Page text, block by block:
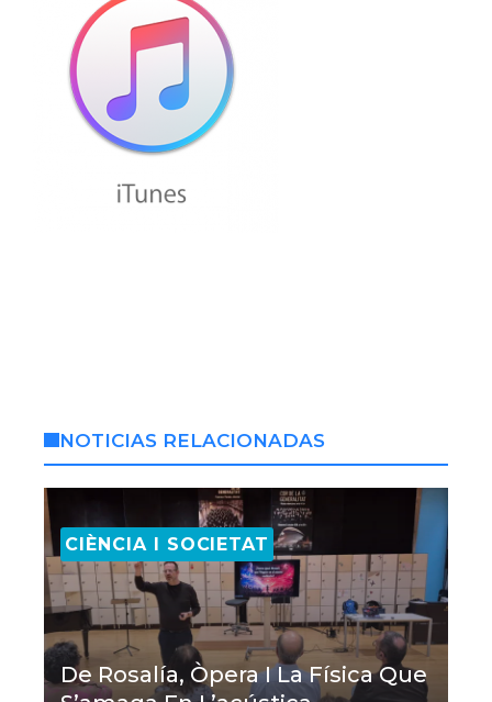
NOTICIAS RELACIONADAS
CIÈNCIA I SOCIETAT
De Rosalía, Òpera I La Física Que